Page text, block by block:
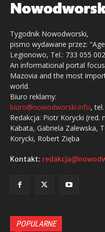
Tygodnik Nowodworski,
pismo wydawane przez:
Legionowo, Tel.: 733 055 002
An informational portal
Mazovia and the most
world.
Biuro reklamy:
biuro@nowodworski.info,
Redakcja: Piotr Korycki (red.
Kabata, Gabriela Zalewska,
Korycki, Robert Zięba
Kontakt:
POPULARNE